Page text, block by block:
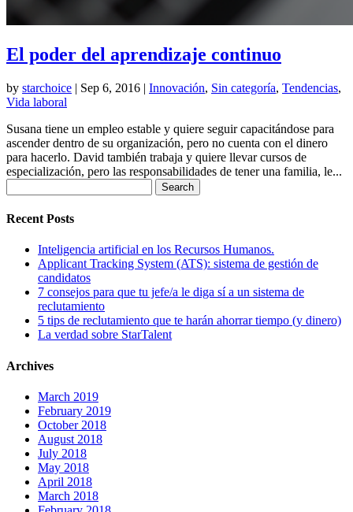
El poder del aprendizaje continuo
by starchoice | Sep 6, 2016 | Innovación, Sin categoría, Tendencias,
Vida laboral
Susana tiene un empleo estable y quiere seguir capacitándose para
ascender dentro de su organización, pero no cuenta con el dinero
para hacerlo. David también trabaja y quiere llevar cursos de
especialización, pero las responsabilidades de tener una familia, le...
for:
Recent Posts
Inteligencia artificial en los Recursos Humanos.
Applicant Tracking System (ATS): sistema de gestión de
candidatos
7 consejos para que tu jefe/a le diga sí a un sistema de
reclutamiento
5 tips de reclutamiento que te harán ahorrar tiempo (y dinero)
La verdad sobre StarTalent
Archives
March 2019
February 2019
October 2018
August 2018
July 2018
May 2018
April 2018
March 2018